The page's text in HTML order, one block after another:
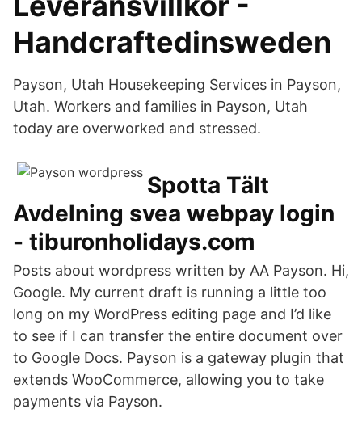
Handcraftedinsweden
Payson, Utah Housekeeping Services in Payson,
Utah. Workers and families in Payson, Utah
today are overworked and stressed.
Spotta Tält
Avdelning svea webpay login
- tiburonholidays.com
Posts about wordpress written by AA Payson. Hi,
Google. My current draft is running a little too
long on my WordPress editing page and I’d like
to see if I can transfer the entire document over
to Google Docs. Payson is a gateway plugin that
extends WooCommerce, allowing you to take
payments via Payson.